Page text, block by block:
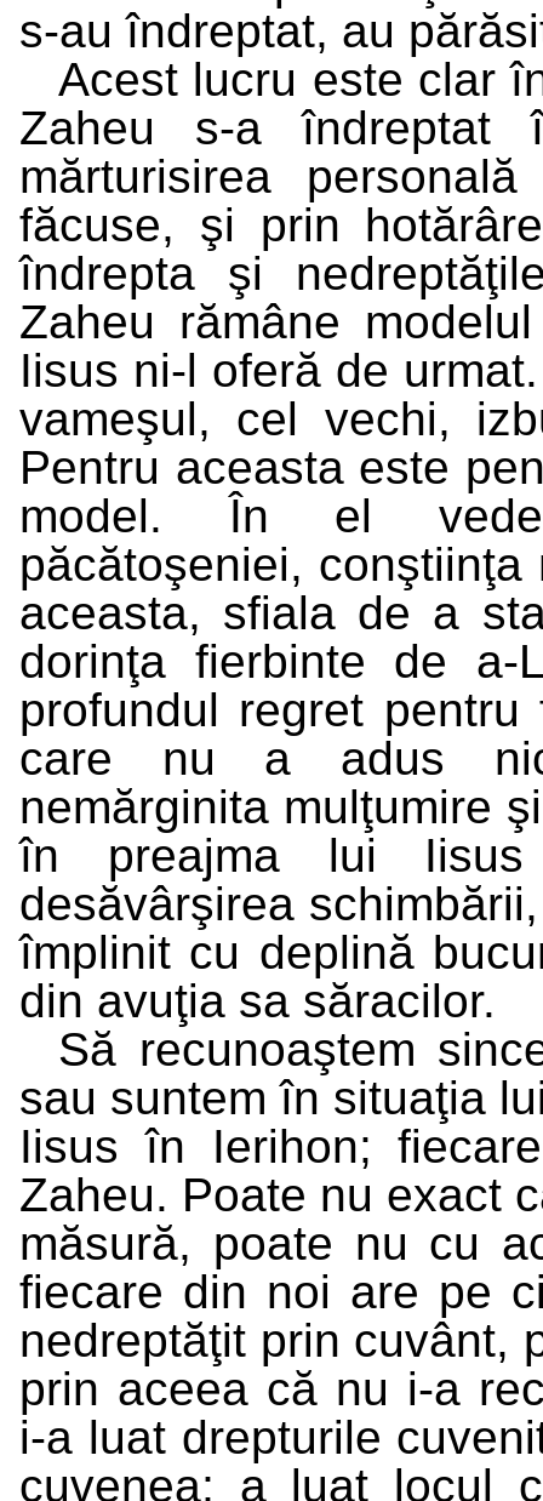
s-au îndreptat, au
Acest lucru este clar
Zaheu s-a îndreptat
mărturisirea
făcuse, şi prin
îndrepta şi
Zaheu rămâne
Iisus ni-l oferă de
vameşul, cel vechi,
Pentru aceasta este
model. În el
păcătoşeniei,
aceasta, sfiala de a
dorinţa fierbinte de a-
profundul regret
care nu a adus
nemărginita mulţumire
în preajma lui
desăvârşirea
împlinit cu deplină
din avuţia sa săracilor.
Să recunoaştem
sau suntem în situaţia
Iisus în Ierihon;
Zaheu. Poate nu exact
măsură, poate nu cu
fiecare din noi are pe
nedreptăţit prin cuvânt,
prin aceea că nu i-a
i-a luat drepturile
cuvenea; a luat locul